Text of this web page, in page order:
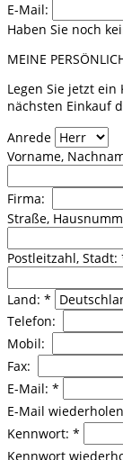
E-Mail:
Haben Sie noch
MEINE
Legen Sie jetzt
nächsten Einkauf
Anrede
Vorname,
Firma:
Straße,
Postleitzahl, Stadt:
Land: *
Telefon:
Mobil:
Fax:
E-Mail: *
E-Mail
Kennwort: *
Kennwort